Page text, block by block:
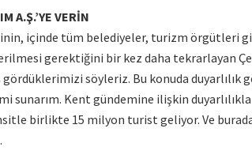
A.Ş.’YE VERİN
içinde tüm belediyeler, turizm örgütleri
gerektiğini bir kez daha tekrarlayan
gördüklerimizi söyleriz. Bu konuda
sunarım. Kent gündemine ilişkin
birlikte 15 milyon turist geliyor. Ve